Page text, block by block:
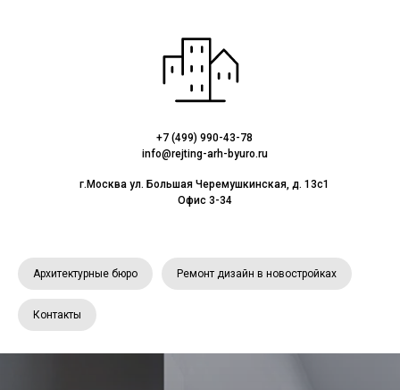
+7 (499) 990-43-78
info@rejting-arh-byuro.ru
г.Москва ул. Большая Черемушкинская, д. 13с1
Офис 3-34
Архитектурные бюро Ремонт дизайн в новостройках
Контакты